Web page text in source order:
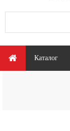
Главное
Каталог